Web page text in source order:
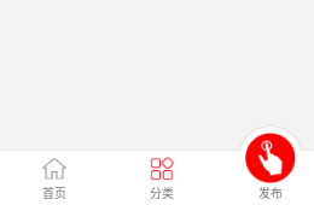
首页 分类 发布